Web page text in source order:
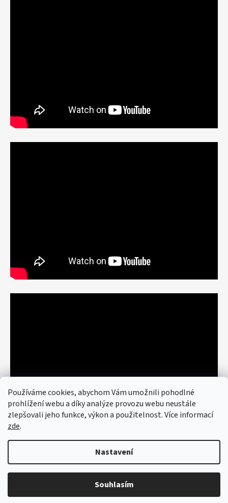
Používáme cookies, abychom Vám umožnili pohodlné
prohlížení webu a díky analýze provozu webu neustále
zlepšovali jeho funkce, výkon a použitelnost. Více informací
zde.
Nastavení
Souhlasím
© 2026 art re use. Všechna práva
Upravit nastavení cookies